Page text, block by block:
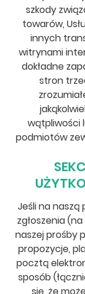
szkody
towarów,
innych
witrynami
dokładne
stron
wątpliwości
podmiotów
Jeśli na naszą
zgłoszenia
naszej prośby
propozycje,
pocztą
sposób
się, że